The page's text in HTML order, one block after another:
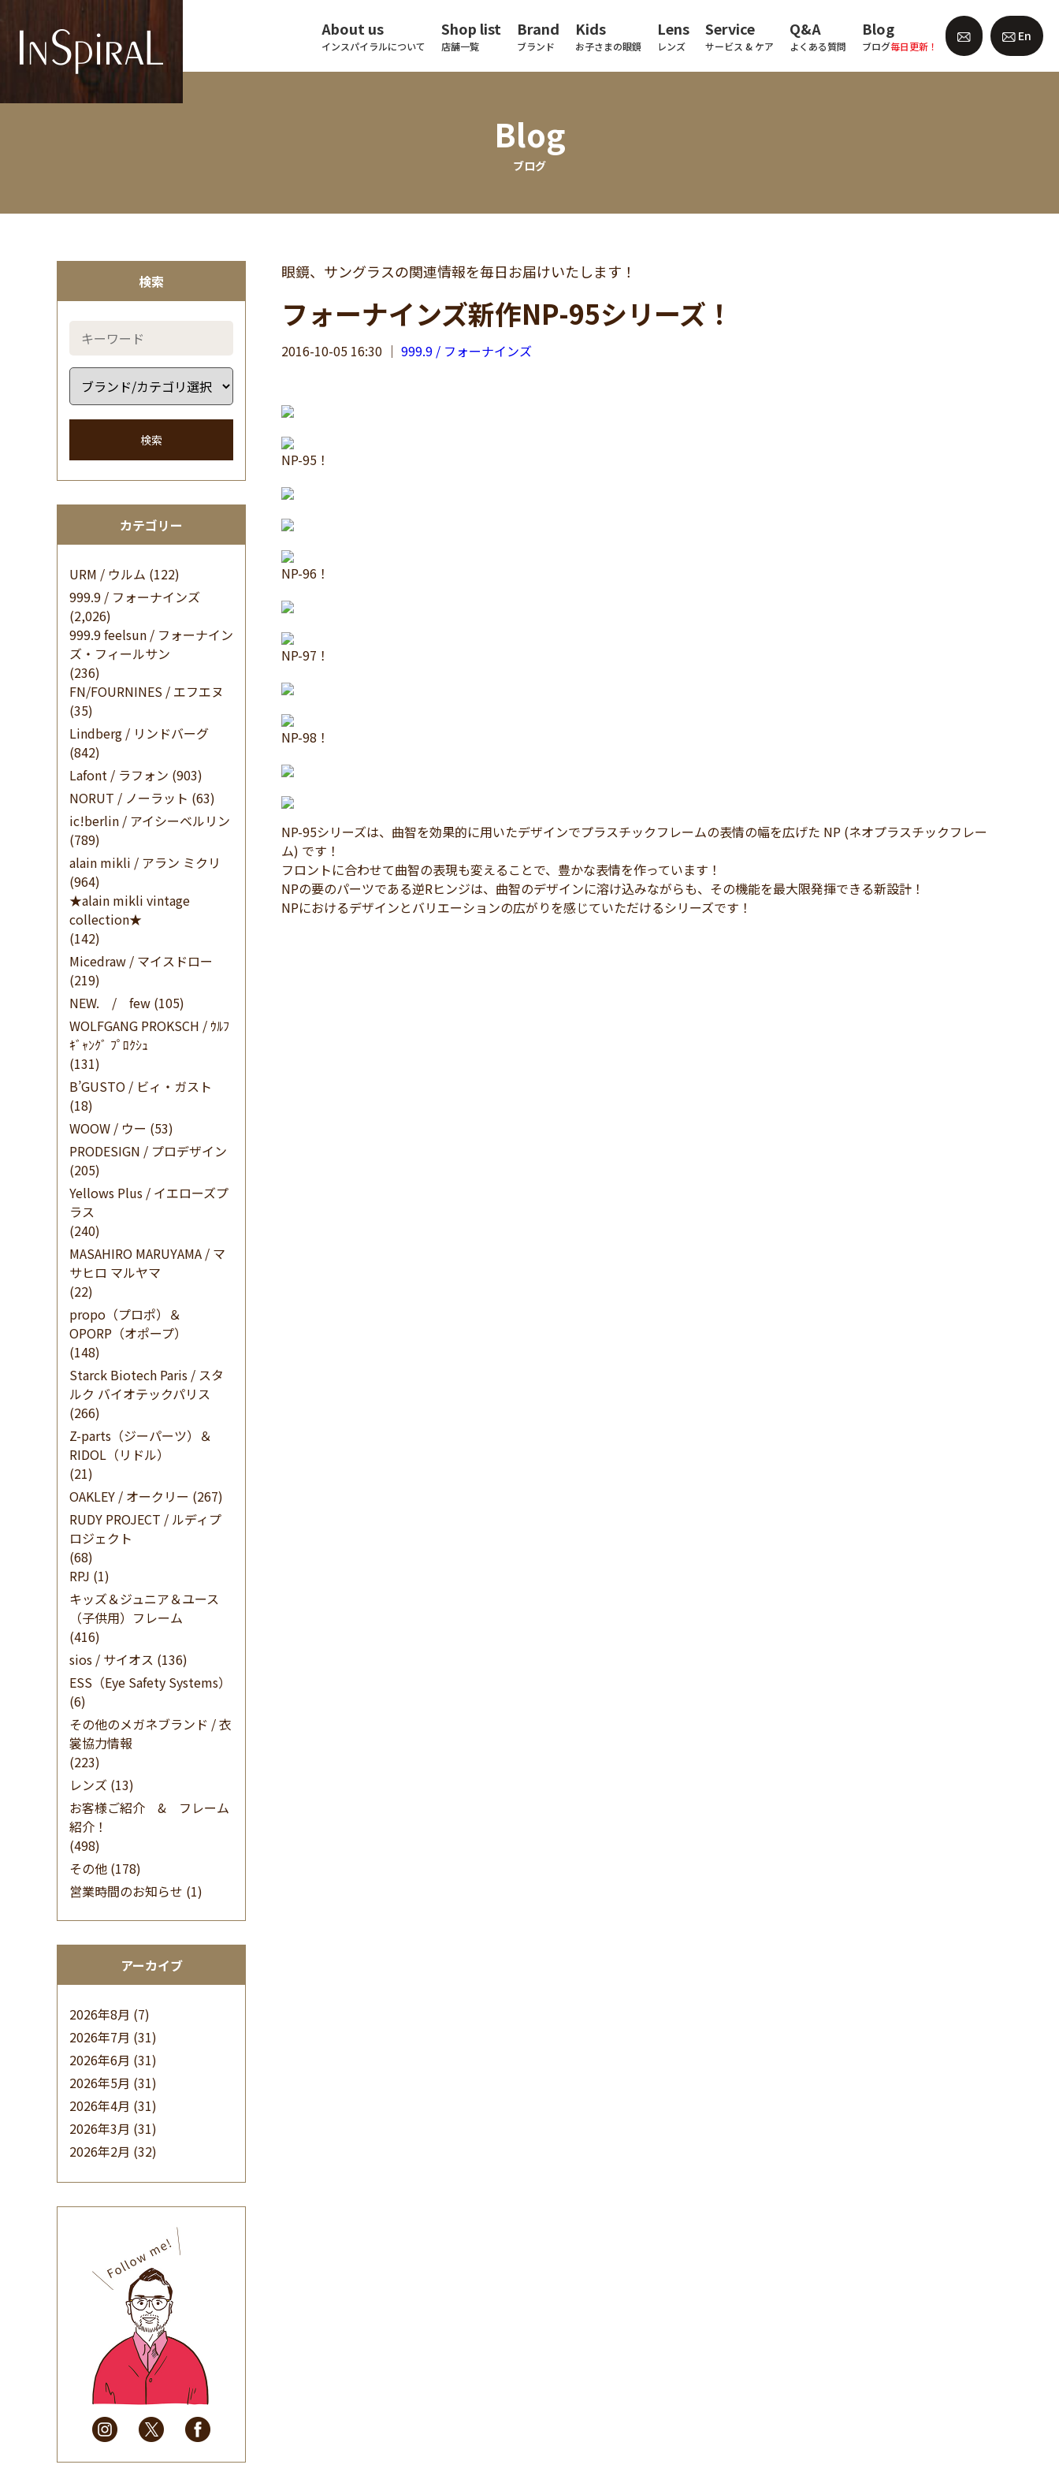
About us
インスパイラルについて
Shop list
店舗一覧
Brand
ブランド
Kids
お子さまの眼鏡
Lens
レンズ
Service
サービス & ケア
Q&A
よくある質問
Blog
ブログ毎日更新！
En
Blog
ブログ
検索
検索
カテゴリー
URM / ウルム (122)
999.9 / フォーナインズ
(2,026)
999.9 feelsun / フォーナイン
ズ・フィールサン
(236)
FN/FOURNINES / エフエヌ
(35)
Lindberg / リンドバーグ
(842)
Lafont / ラフォン (903)
NORUT / ノーラット (63)
ic!berlin / アイシーベルリン
(789)
alain mikli / アラン ミクリ
(964)
★alain mikli vintage
collection★
(142)
Micedraw / マイスドロー
(219)
NEW. / few (105)
WOLFGANG PROKSCH / ｳﾙﾌ
ｷﾞｬﾝｸﾞ ﾌﾟﾛｸｼｭ
(131)
B’GUSTO / ビィ・ガスト
(18)
WOOW / ウー (53)
PRODESIGN / プロデザイン
(205)
Yellows Plus / イエローズプ
ラス
(240)
MASAHIRO MARUYAMA / マ
サヒロ マルヤマ
(22)
propo（プロポ）＆
OPORP（オポープ）
(148)
Starck Biotech Paris / スタ
ルク バイオテックパリス
(266)
Z-parts（ジーパーツ）＆
RIDOL（リドル）
(21)
OAKLEY / オークリー (267)
RUDY PROJECT / ルディプ
ロジェクト
(68)
RPJ (1)
キッズ＆ジュニア＆ユース
（子供用）フレーム
(416)
sios / サイオス (136)
ESS（Eye Safety Systems）
(6)
その他のメガネブランド / 衣
裳協力情報
(223)
レンズ (13)
お客様ご紹介 & フレーム
紹介！
(498)
その他 (178)
営業時間のお知らせ (1)
アーカイブ
2026年8月 (7)
2026年7月 (31)
2026年6月 (31)
2026年5月 (31)
2026年4月 (31)
2026年3月 (31)
2026年2月 (32)
(32)
2025年9月(30)
2025年8月(31)
2025年7月(37)
2025年6月(48)
2025年5月
(41)
2025年4月
(32)
2025年3月(31)
2025年2月
(28)
2025年1月
(34)
眼鏡、サングラスの関連情報を毎日お届けいたします！
フォーナインズ新作NP-95シリーズ！
2016-10-05 16:30 ｜ 999.9 / フォーナインズ
NP-95！
NP-96！
NP-97！
NP-98！
NP-95シリーズは、曲智を効果的に用いたデザインでプラスチックフレームの表情の幅を広げた NP (ネオプラスチックフレー
ム) です！
フロントに合わせて曲智の表現も変えることで、豊かな表情を作っています！
NPの要のパーツである逆Rヒンジは、曲智のデザインに溶け込みながらも、その機能を最大限発揮できる新設計！
NPにおけるデザインとバリエーションの広がりを感じていただけるシリーズです！